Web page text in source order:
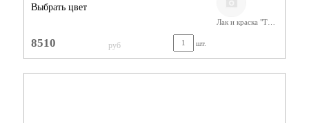
Выбрать цвет
Лак и краска "Тиккурила"
8510 руб шт.